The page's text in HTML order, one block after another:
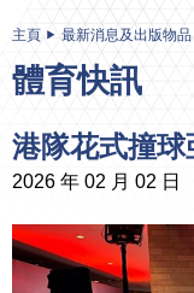
主頁 最新消息及出版物品
體育快訊
港隊花式撞球
2026 年 02 月 02 日